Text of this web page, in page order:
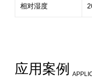
相对湿度
应用案例